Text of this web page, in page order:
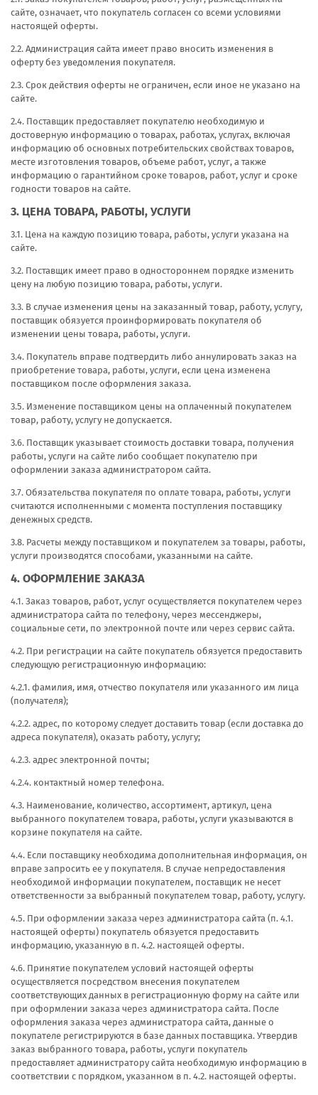
сайте, означает, что покупатель согласен со всеми условиями
настоящей оферты.
2.2. Администрация сайта имеет право вносить изменения в
оферту без уведомления покупателя.
2.3. Срок действия оферты не ограничен, если иное не указано на
сайте.
2.4. Поставщик предоставляет покупателю необходимую и
достоверную информацию о товарах, работах, услугах, включая
информацию об основных потребительских свойствах товаров,
месте изготовления товаров, объеме работ, услуг, а также
информацию о гарантийном сроке товаров, работ, услуг и сроке
годности товаров на сайте.
3. ЦЕНА ТОВАРА, РАБОТЫ, УСЛУГИ
3.1. Цена на каждую позицию товара, работы, услуги указана на
сайте.
3.2. Поставщик имеет право в одностороннем порядке изменить
цену на любую позицию товара, работы, услуги.
3.3. В случае изменения цены на заказанный товар, работу, услугу,
поставщик обязуется проинформировать покупателя об
изменении цены товара, работы, услуги.
3.4. Покупатель вправе подтвердить либо аннулировать заказ на
приобретение товара, работы, услуги, если цена изменена
поставщиком после оформления заказа.
3.5. Изменение поставщиком цены на оплаченный покупателем
товар, работу, услугу не допускается.
3.6. Поставщик указывает стоимость доставки товара, получения
работы, услуги на сайте либо сообщает покупателю при
оформлении заказа администратором сайта.
3.7. Обязательства покупателя по оплате товара, работы, услуги
считаются исполненными с момента поступления поставщику
денежных средств.
3.8. Расчеты между поставщиком и покупателем за товары, работы,
услуги производятся способами, указанными на сайте.
4. ОФОРМЛЕНИЕ ЗАКАЗА
4.1. Заказ товаров, работ, услуг осуществляется покупателем через
администратора сайта по телефону, через мессенджеры,
социальные сети, по электронной почте или через сервис сайта.
4.2. При регистрации на сайте покупатель обязуется предоставить
следующую регистрационную информацию:
4.2.1. фамилия, имя, отчество покупателя или указанного им лица
(получателя);
4.2.2. адрес, по которому следует доставить товар (если доставка до
адреса покупателя), оказать работу, услугу;
4.2.3. адрес электронной почты;
4.2.4. контактный номер телефона.
4.3. Наименование, количество, ассортимент, артикул, цена
выбранного покупателем товара, работы, услуги указываются в
корзине покупателя на сайте.
4.4. Если поставщику необходима дополнительная информация, он
вправе запросить ее у покупателя. В случае непредоставления
необходимой информации покупателем, поставщик не несет
ответственности за выбранный покупателем товар, работу, услугу.
4.5. При оформлении заказа через администратора сайта (п. 4.1.
настоящей оферты) покупатель обязуется предоставить
информацию, указанную в п. 4.2. настоящей оферты.
4.6. Принятие покупателем условий настоящей оферты
осуществляется посредством внесения покупателем
соответствующих данных в регистрационную форму на сайте или
при оформлении заказа через администратора сайта. После
оформления заказа через администратора сайта, данные о
покупателе регистрируются в базе данных поставщика. Утвердив
заказ выбранного товара, работы, услуги покупатель
предоставляет администратору сайта необходимую информацию в
соответствии с порядком, указанном в п. 4.2. настоящей оферты.